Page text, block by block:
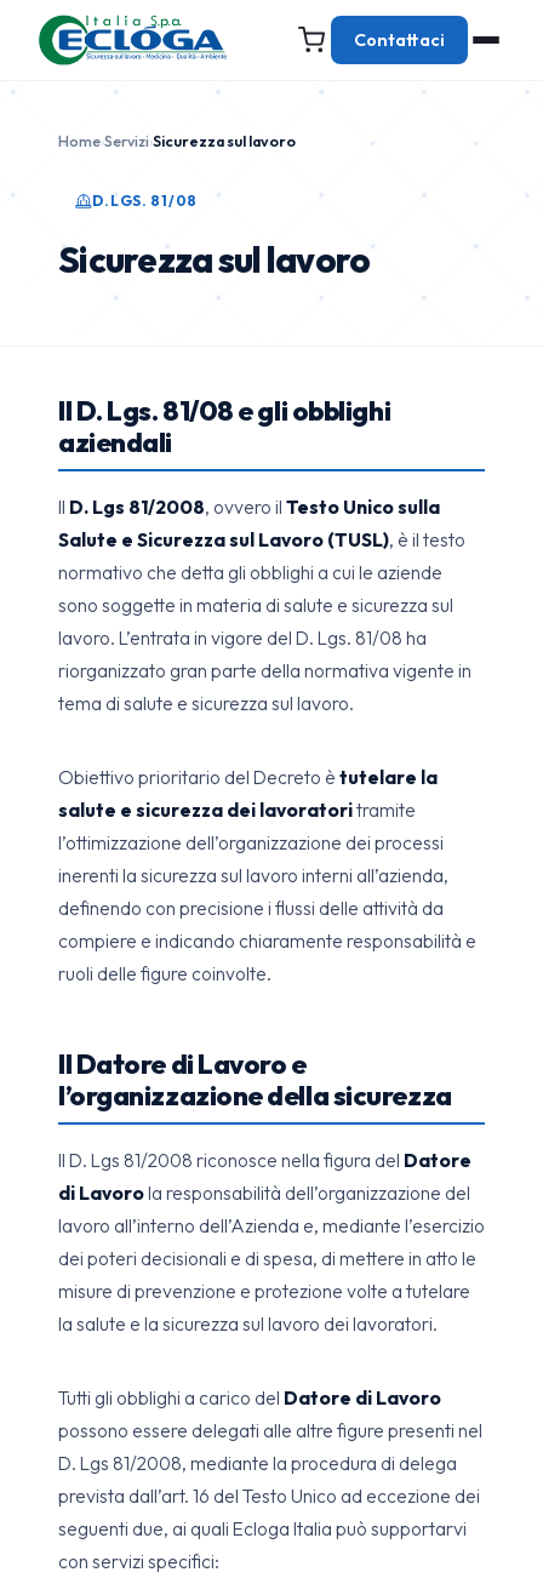
Contattaci
Home›Servizi›Sicurezza sul lavoro
D.LGS. 81/08
Sicurezza sul lavoro
Il D. Lgs. 81/08 e gli obblighi
aziendali
Il D. Lgs 81/2008, ovvero il Testo Unico sulla
Salute e Sicurezza sul Lavoro (TUSL), è il testo
normativo che detta gli obblighi a cui le aziende
sono soggette in materia di salute e sicurezza sul
lavoro. L’entrata in vigore del D. Lgs. 81/08 ha
riorganizzato gran parte della normativa vigente in
tema di salute e sicurezza sul lavoro.
Obiettivo prioritario del Decreto è tutelare la
salute e sicurezza dei lavoratoritramite
l’ottimizzazione dell’organizzazione dei processi
inerenti la sicurezza sul lavoro interni all’azienda,
definendo con precisione i flussi delle attività da
compiere e indicando chiaramente responsabilità e
ruoli delle figure coinvolte.
Il Datore di Lavoro e
l’organizzazione della sicurezza
Il D. Lgs 81/2008 riconosce nella figura del Datore
di Lavorola responsabilità dell’organizzazione del
lavoro all’interno dell’Azienda e, mediante l’esercizio
dei poteri decisionali e di spesa, di mettere in atto le
misure di prevenzione e protezione volte a tutelare
la salute e la sicurezza sul lavoro dei lavoratori.
Tutti gli obblighi a carico del Datore di Lavoro
possono essere delegati alle altre figure presenti nel
D. Lgs 81/2008, mediante la procedura di delega
prevista dall’art. 16 del Testo Unico ad eccezione dei
seguenti due, ai quali Ecloga Italia può supportarvi
con servizi specifici: